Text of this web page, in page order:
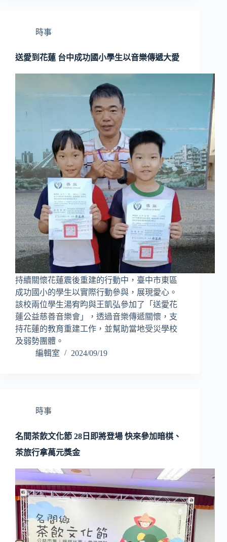
時事
送愛到花蓮 台中成功國小學生以音樂傳遞大愛
持續關懷花蓮震後重建的行動中，臺中市東區
成功國小的學生以實際行動參與，展現愛心。
該校兩位學生湯宥昀與王凱弘參加了「送愛花
蓮公益慈善音樂會」，透過音樂傳遞關懷，支
持花蓮的教育重建工作，並幫助當地受災學校
及弱勢團體。
編輯室
2024/09/19
時事
名間茶飲文化節 28日即將登場 快來參加暗棋、
茶旅行拿萬元獎金